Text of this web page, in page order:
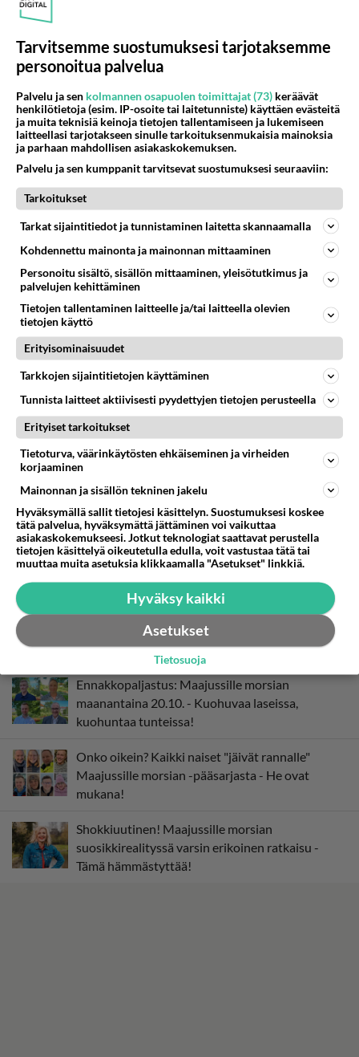
Maajussille morsian -juontajana jatkaa rempseä Vappu Pimiä. Kuva:
MTV3.
Maajussille morsian -esittelyjakso MTV3:lla lauantaina klo
19.30. Heti esittelyjakson jälkeen avautuu mahdollisuus
kirjoittaa maajusseille: mtv.fi/haemukaan
Katso lisää ohjelma-aikoja Telsu.fi
Lähde: MTV3
K. Kurki
Asiasanat: Maajussille morsian
LUE SEURAAVAKSI
maanantai 10.11. Mitä maajusseille kuuluu?
Ennakkopaljastus: Maajussille morsian -sarjassa
maanantaina 3.11. läkähdyttäviä tunteita!
Ennakkopaljastus: Maajussille morsian
maanantaina 27.10. Viimeiset treffit tällä
maajussilla!
Ennakkopaljastus: Maajussille morsian
maanantaina 20.10. - Kuohuvaa laseissa,
kuohuntaa tunteissa!
Onko oikein? Kaikki naiset "jäivät rannalle"
Maajussille morsian -pääsarjasta - He ovat
mukana!
Shokkiuutinen! Maajussille morsian
suosikkirealityssä varsin erikoinen ratkaisu -
Tämä hämmästyttää!
Tarvitsemme suostumuksesi tarjotaksemme
personoitua palvelua
Palvelu ja sen kolmannen osapuolen toimittajat (73) keräävät
henkilötietoja (esim. IP-osoite tai laitetunniste) käyttäen evästeitä
ja muita teknisiä keinoja tietojen tallentamiseen ja lukemiseen
laitteellasi tarjotakseen sinulle tarkoituksenmukaisia mainoksia
ja parhaan mahdollisen asiakaskokemuksen.
Palvelu ja sen kumppanit tarvitsevat suostumuksesi seuraaviin:
Tarkoitukset
Tarkat sijaintitiedot ja tunnistaminen laitetta skannaamalla
Kohdennettu mainonta ja mainonnan mittaaminen
Personoitu sisältö, sisällön mittaaminen, yleisötutkimus ja
palvelujen kehittäminen
Tietojen tallentaminen laitteelle ja/tai laitteella olevien
tietojen käyttö
Erityisominaisuudet
Tarkkojen sijaintitietojen käyttäminen
Tunnista laitteet aktiivisesti pyydettyjen tietojen perusteella
Erityiset tarkoitukset
Tietoturva, väärinkäytösten ehkäiseminen ja virheiden
korjaaminen
Mainonnan ja sisällön tekninen jakelu
Hyväksymällä sallit tietojesi käsittelyn. Suostumuksesi koskee
tätä palvelua, hyväksymättä jättäminen voi vaikuttaa
asiakaskokemukseesi. Jotkut teknologiat saattavat perustella
tietojen käsittelyä oikeutetulla edulla, voit vastustaa tätä tai
muuttaa muita asetuksia klikkaamalla "Asetukset" linkkiä.
Hyväksy kaikki
Asetukset
Tietosuoja